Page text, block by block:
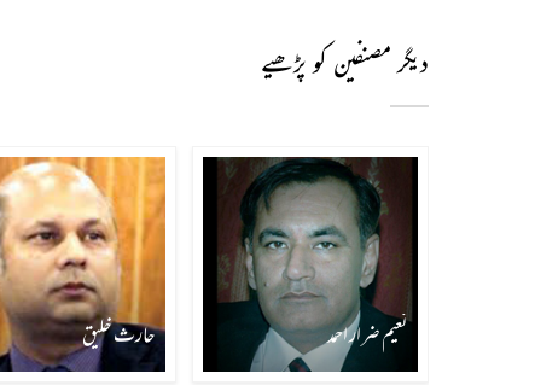
دیگر مصنفین کو پڑھیے
نعیم ضرار احمد حارث خلیق